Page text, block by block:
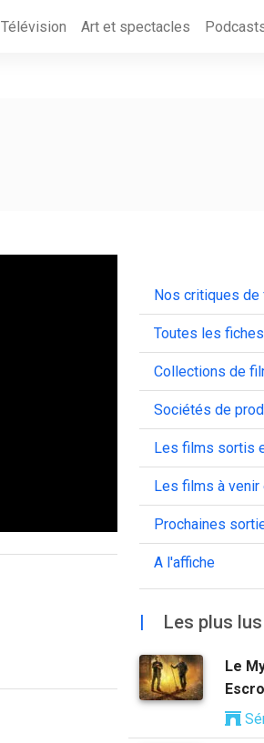
Télévision Art et spectacles
Nos critiques de
Toutes les
Collections de
Sociétés de
Les films sortis
Les films à venir
Prochaines
A l'affiche
| Les plus lus
Le